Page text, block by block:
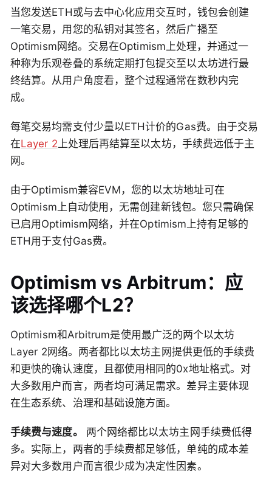
当您发送ETH或与去中心化应用交互时，钱包会创建
一笔交易，用您的私钥对其签名，然后广播至
Optimism网络。交易在Optimism上处理，并通过一
种称为乐观卷叠的系统定期打包提交至以太坊进行最
终结算。从用户角度看，整个过程通常在数秒内完
成。
每笔交易均需支付少量以ETH计价的Gas费。由于交易
在Layer 2上处理后再结算至以太坊，手续费远低于主
网。
由于Optimism兼容EVM，您的以太坊地址可在
Optimism上自动使用，无需创建新钱包。您只需确保
已启用Optimism网络，并在Optimism上持有足够的
ETH用于支付Gas费。
Optimism vs Arbitrum：应
该选择哪个L2？
Optimism和Arbitrum是使用最广泛的两个以太坊
Layer 2网络。两者都比以太坊主网提供更低的手续费
和更快的确认速度，且都使用相同的0x地址格式。对
大多数用户而言，两者均可满足需求。差异主要体现
在生态系统、治理和基础设施方面。
手续费与速度。
两个网络都比以太坊主网手续费低得
多。实际上，两者的手续费都足够低，单纯的成本差
异对大多数用户而言很少成为决定性因素。